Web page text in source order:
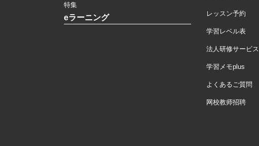
特集
eラーニング レッスン予約
学習レベル表
法人研修サービス
学習メモplus
よくあるご質問
网校教师招聘